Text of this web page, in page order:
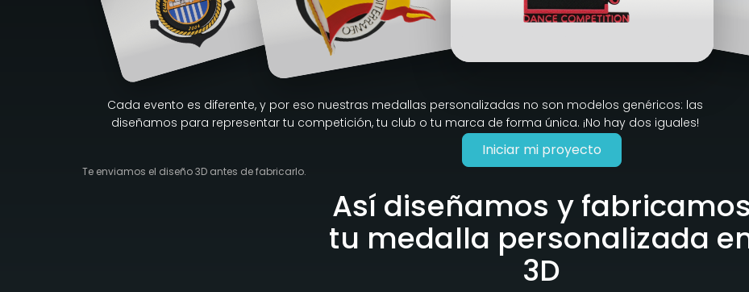
Cada evento es diferente, y por eso nuestras medallas personalizadas no son modelos genéricos: las
diseñamos para representar tu competición, tu club o tu marca de forma única. ¡No hay dos iguales!
Iniciar mi proyecto
Te enviamos el diseño 3D antes de fabricarlo.
Así diseñamos y fabricamos
tu medalla personalizada
3D